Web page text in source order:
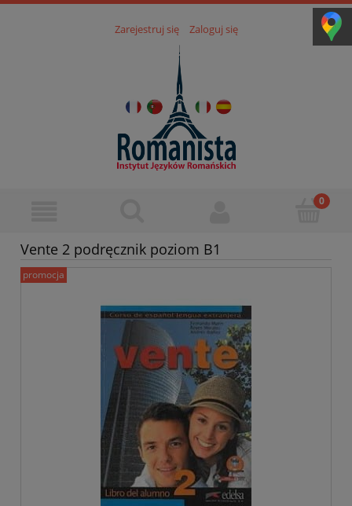
Zarejestruj się Zaloguj się
Vente 2 podręcznik poziom B1
promocja